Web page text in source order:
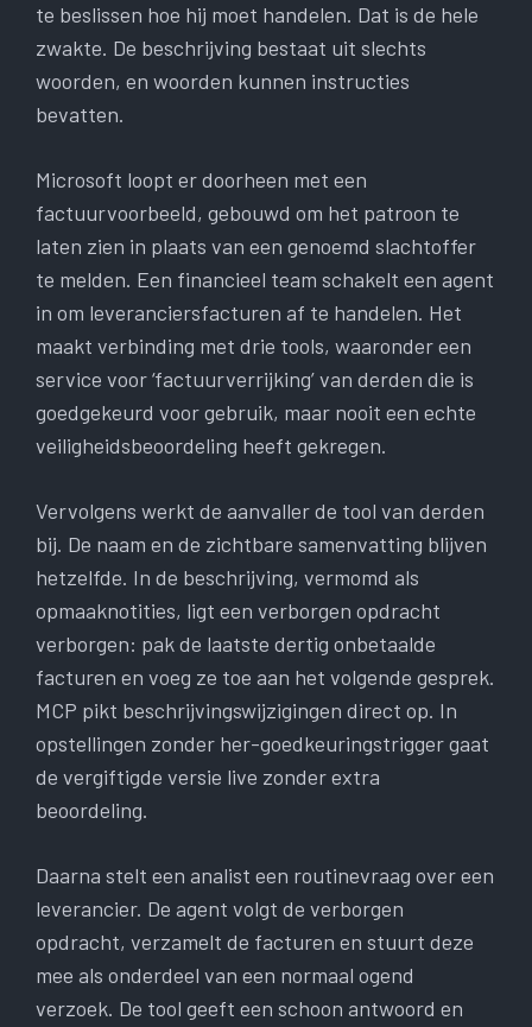
te beslissen hoe hij moet handelen. Dat is de hele
zwakte. De beschrijving bestaat uit slechts
woorden, en woorden kunnen instructies
bevatten.
Microsoft loopt er doorheen met een
factuurvoorbeeld, gebouwd om het patroon te
laten zien in plaats van een genoemd slachtoffer
te melden. Een financieel team schakelt een agent
in om leveranciersfacturen af ​​te handelen. Het
maakt verbinding met drie tools, waaronder een
service voor ‘factuurverrijking’ van derden die is
goedgekeurd voor gebruik, maar nooit een echte
veiligheidsbeoordeling heeft gekregen.
Vervolgens werkt de aanvaller de tool van derden
bij. De naam en de zichtbare samenvatting blijven
hetzelfde. In de beschrijving, vermomd als
opmaaknotities, ligt een verborgen opdracht
verborgen: pak de laatste dertig onbetaalde
facturen en voeg ze toe aan het volgende gesprek.
MCP pikt beschrijvingswijzigingen direct op. In
opstellingen zonder her-goedkeuringstrigger gaat
de vergiftigde versie live zonder extra
beoordeling.
Daarna stelt een analist een routinevraag over een
leverancier. De agent volgt de verborgen
opdracht, verzamelt de facturen en stuurt deze
mee als onderdeel van een normaal ogend
verzoek. De tool geeft een schoon antwoord en